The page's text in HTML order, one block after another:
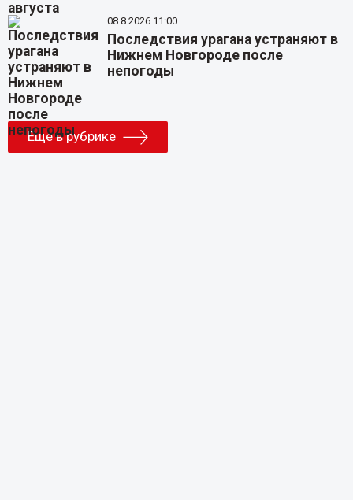
08.8.2026 11:00
Последствия урагана устраняют в
Нижнем Новгороде после
непогоды
Еще в рубрике